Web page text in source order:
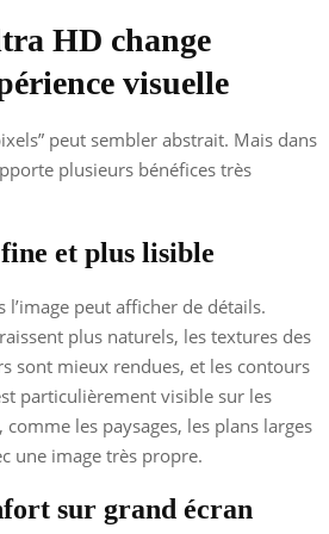
HD change
visuelle
peut sembler abstrait. Mais dans
plusieurs bénéfices très
et plus lisible
l’image peut afficher de détails.
plus naturels, les textures des
sont mieux rendues, et les contours
particulièrement visible sur les
comme les paysages, les plans larges
une image très propre.
sur grand écran